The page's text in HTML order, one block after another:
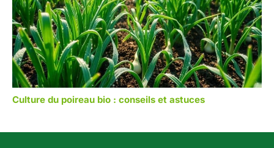
Culture du poireau bio : conseils et astuces